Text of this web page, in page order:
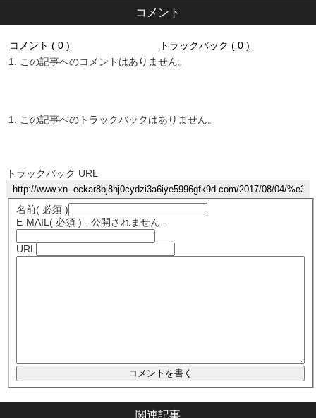
コメント
トラックバック ( 0 )
コメント ( 0 )
この記事へのコメントはありません。
この記事へのトラックバックはありません。
トラックバック URL
名前( 必須 )
E-MAIL ( 必須 ) - 公開されません -
URL
関連記事